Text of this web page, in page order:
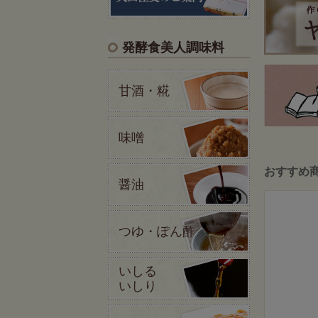
発酵食美人調味料
甘酒・糀
味噌
醤油
つゆ・ぽん酢
いしる
いしり
おすすめ